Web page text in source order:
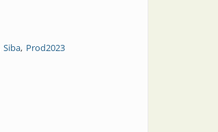
Siba Prod2023